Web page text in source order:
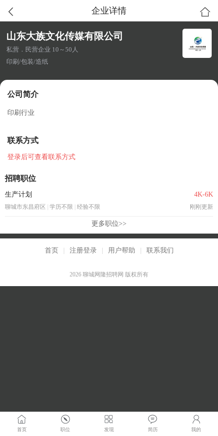
企业详情
山东大族文化传媒有限公司
私营．民营企业 10～50人
印刷/包装/造纸
公司简介
印刷行业
联系方式
登录后可查看联系方式
招聘职位
生产计划 4K-6K
聊城市东昌府区 学历不限 经验不限 刚刚更新
更多职位>>
首页 注册登录 用户帮助 联系我们
2026 聊城网隆招聘网 版权所有
首页 职位 发现 简历 我的